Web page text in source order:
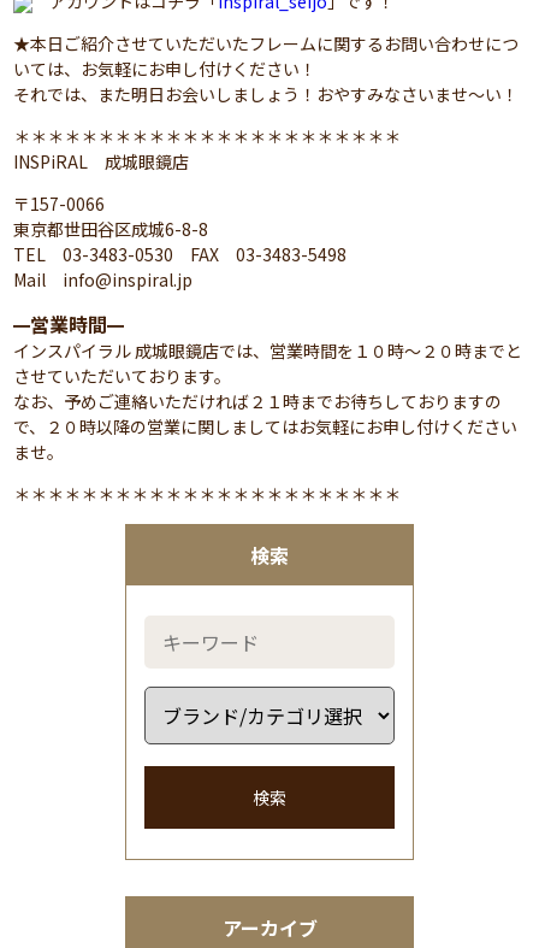
検索
検索
アーカイブ
★本日ご紹介させていただいたフレームに関するお問い合わせにつ
いては、お気軽にお申し付けください！
それでは、また明日お会いしましょう！おやすみなさいませ～い！
＊＊＊＊＊＊＊＊＊＊＊＊＊＊＊＊＊＊＊＊＊＊＊
INSPiRAL 成城眼鏡店
〒157-0066
東京都世田谷区成城6-8-8
TEL 03-3483-0530 FAX 03-3483-5498
Mail info@inspiral.jp
━営業時間━
インスパイラル 成城眼鏡店では、営業時間を１０時～２０時までと
させていただいております。
なお、予めご連絡いただければ２１時までお待ちしておりますの
で、２０時以降の営業に関しましてはお気軽にお申し付けください
ませ。
＊＊＊＊＊＊＊＊＊＊＊＊＊＊＊＊＊＊＊＊＊＊＊